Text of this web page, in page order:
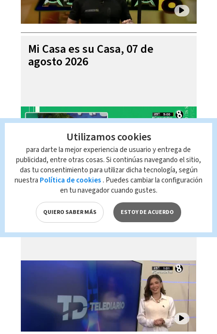
Mi Casa es su Casa, 07 de
agosto 2026
Telediario En Directo con Paula
Brenes, 07 de agosto 2026
Utilizamos cookies
para darte la mejor experiencia de usuario y entrega de
publicidad, entre otras cosas. Si continúas navegando el sitio,
das tu consentimiento para utilizar dicha tecnología, según
nuestra Política de cookies . Puedes cambiar la configuración
en tu navegador cuando gustes.
QUIERO SABER MÁS ESTOY DE ACUERDO